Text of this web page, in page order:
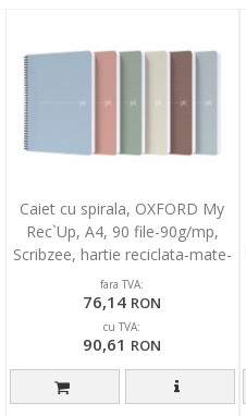
Caiet cu spirala, OXFORD My
Rec`Up, A4, 90 file-90g/mp,
Scribzee, hartie reciclata-mate-
asortate
fara TVA:
76,14 RON
cu TVA:
90,61 RON